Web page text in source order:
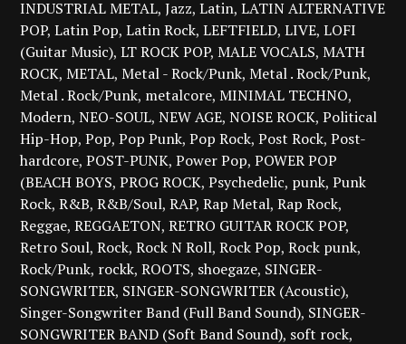
INDUSTRIAL METAL Jazz Latin LATIN ALTERNATIVE
POP Latin Pop Latin Rock LEFTFIELD LIVE LOFI
(Guitar Music) LT ROCK POP MALE VOCALS MATH
ROCK METAL Metal - Rock/Punk Metal . Rock/Punk
Metal . Rock/Punk metalcore MINIMAL TECHNO
Modern NEO-SOUL NEW AGE NOISE ROCK Political
Hip-Hop Pop Pop Punk Pop Rock Post Rock Post-
hardcore POST-PUNK Power Pop POWER POP
(BEACH BOYS PROG ROCK Psychedelic punk Punk
Rock R&B R&B/Soul RAP Rap Metal Rap Rock
Reggae REGGAETON RETRO GUITAR ROCK POP
Retro Soul Rock Rock N Roll Rock Pop Rock punk
Rock/Punk rockk ROOTS shoegaze SINGER-
SONGWRITER SINGER-SONGWRITER (Acoustic)
Singer-Songwriter Band (Full Band Sound) SINGER-
SONGWRITER BAND (Soft Band Sound) soft rock